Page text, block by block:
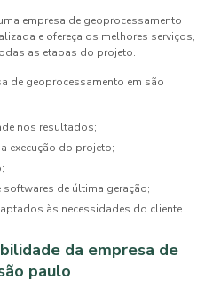
empresa de geoprocessamento
e ofereça os melhores serviços,
as etapas do projeto.
de geoprocessamento em são
nos resultados;
execução do projeto;
softwares de última geração;
às necessidades do cliente.
da empresa de
paulo